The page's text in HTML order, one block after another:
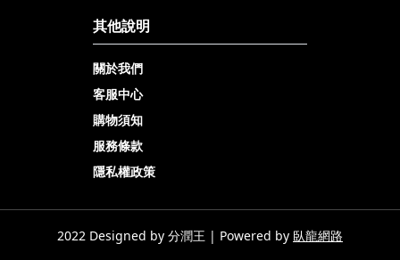
其他說明
關於我們
客服中心
購物須知
服務條款
隱私權政策
2022 Designed by 分潤王 | Powered by 臥龍網路